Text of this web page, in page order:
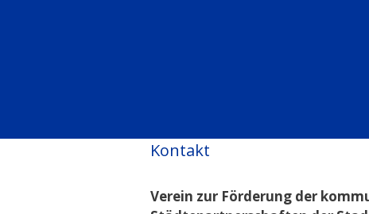
Kontakt
Verein zur Förderung der